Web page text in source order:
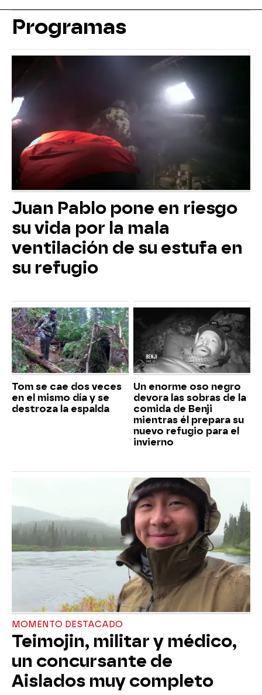
Programas
Juan Pablo pone en riesgo
su vida por la mala
ventilación de su estufa en
su refugio
Tom se cae dos veces
en el mismo día y se
destroza la espalda
Un enorme oso negro
devora las sobras de la
comida de Benji
mientras él prepara su
nuevo refugio para el
invierno
MOMENTO DESTACADO
Teimojin, militar y médico,
un concursante de
Aislados muy completo